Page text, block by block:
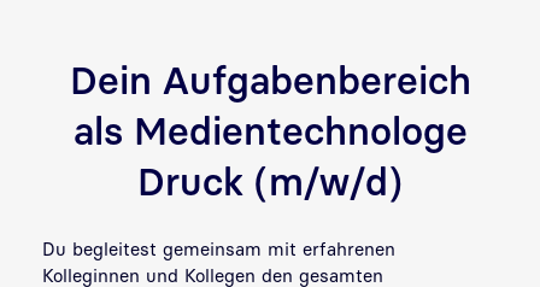
Dein Aufgabenbereich
als Medientechnologe
Druck (m/w/d)
Du begleitest gemeinsam mit erfahrenen
Kolleginnen und Kollegen den gesamten